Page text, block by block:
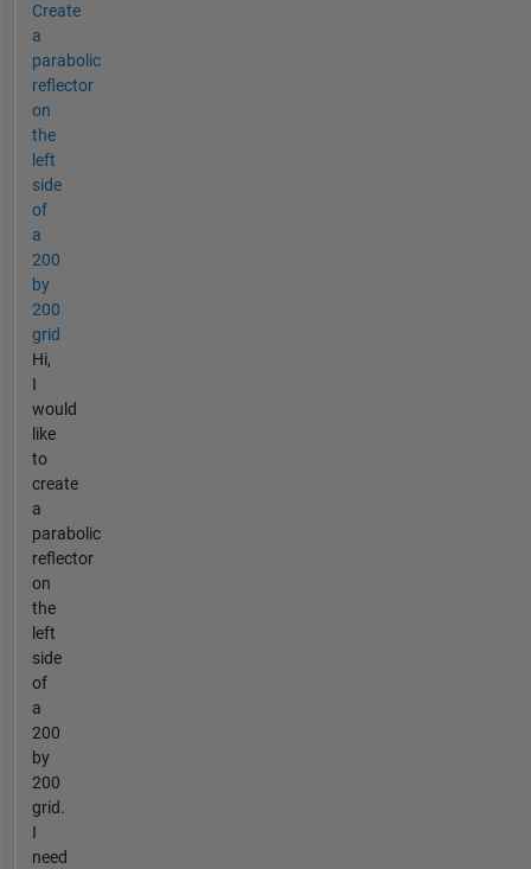
Create
a
parabolic
reflector
on
the
left
side
of
a
200
by
200
grid
Hi,
I
would
like
to
create
a
parabolic
reflector
on
the
left
side
of
a
200
by
200
grid.
I
need